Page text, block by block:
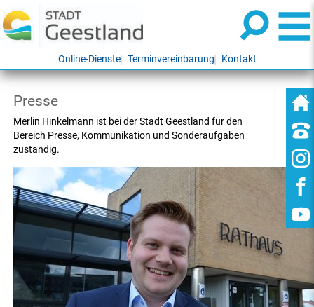
Online-Dienste Terminvereinbarung Kontakt
Presse
Merlin Hinkelmann ist bei der Stadt Geestland für den
Bereich Presse, Kommunikation und Sonderaufgaben
zuständig.